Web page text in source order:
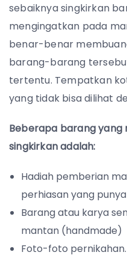
sebaiknya singkirkan
mengingatkan pada
benar-benar
barang-barang
tertentu. Tempatkan
yang tidak bisa dilihat
Beberapa barang yang
singkirkan adalah:
Hadiah pemberian
perhiasan yang
Barang atau karya
mantan (handmade)
Foto-foto pernikahan.